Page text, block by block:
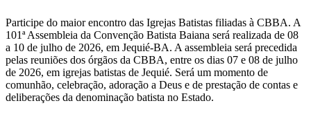
Participe do maior encontro das Igrejas Batistas filiadas à CBBA. A
101ª Assembleia da Convenção Batista Baiana será realizada de 08
a 10 de julho de 2026, em Jequié-BA. A assembleia será precedida
pelas reuniões dos órgãos da CBBA, entre os dias 07 e 08 de julho
de 2026, em igrejas batistas de Jequié. Será um momento de
comunhão, celebração, adoração a Deus e de prestação de contas e
deliberações da denominação batista no Estado.